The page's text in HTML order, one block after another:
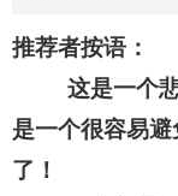
推荐者按语：
这是一个
是一个很容易
了！